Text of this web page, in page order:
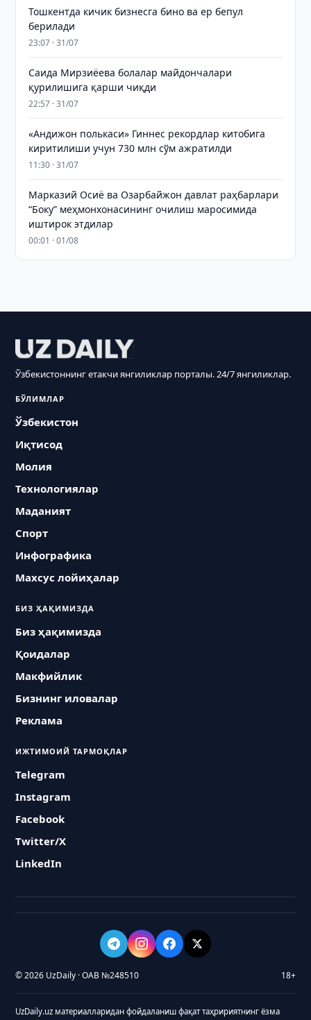
Тошкентда кичик бизнесга бино ва ер бепул
берилади
23:07 · 31/07
Саида Мирзиёева болалар майдончалари
қурилишига қарши чиқди
22:57 · 31/07
«Андижон полькаси» Гиннес рекордлар китобига
киритилиши учун 730 млн сўм ажратилди
11:30 · 31/07
Марказий Осиё ва Озарбайжон давлат раҳбарлари
“Боку” меҳмонхонасининг очилиш маросимида
иштирок этдилар
00:01 · 01/08
Ўзбекистоннинг етакчи янгиликлар порталы. 24/7 янгиликлар.
БЎЛИМЛАР
Ўзбекистон
Иқтисод
Молия
Технологиялар
Маданият
Спорт
Инфографика
Махсус лойиҳалар
БИЗ ҲАҚИМИЗДА
Биз ҳақимизда
Қоидалар
Макфийлик
Бизнинг иловалар
Реклама
ИЖТИМОИЙ ТАРМОҚЛАР
Telegram
Instagram
Facebook
Twitter/X
LinkedIn
© 2026 UzDaily · ОАВ №248510 18+
UzDaily.uz материалларидан фойдаланиш фақат таҳририятнинг ёзма